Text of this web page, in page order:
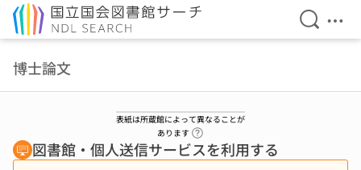
検索を
メ
博士論文
表紙は所蔵館によって異なることが
あります
図書館・個人送信サービスを利用する